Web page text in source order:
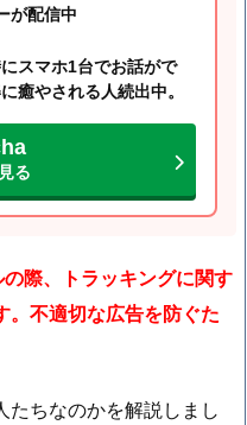
が配信中
スマホ1台でお話がで
癒やされる人続出中。
る
際、トラッキングに関す
。不適切な広告を防ぐた
たちなのかを解説しまし